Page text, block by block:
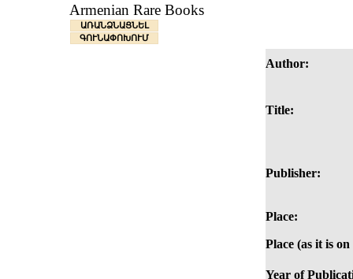
Armenian Rare Books
ԱՌԱՆՁՆԱՑՆԵԼ
ԳՈՒՆԱՓՈԽՈՒՄ
Author:
Title:
Publisher:
Place:
Place (as it is
Year of